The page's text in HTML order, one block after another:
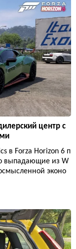
центр с
в Forza Horizon 6 п
выпадающие из W
эконо